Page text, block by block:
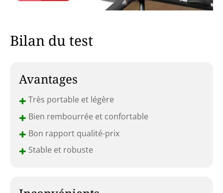
Bilan du test
Avantages
+ Très portable et légère
+ Bien rembourrée et confortable
+ Bon rapport qualité-prix
+ Stable et robuste